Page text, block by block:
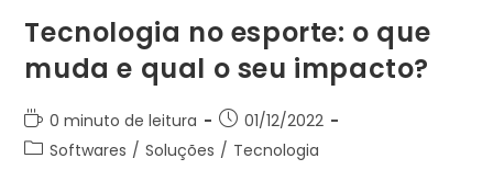
Tecnologia no esporte: o que
muda e qual o seu impacto?
Tempo
de
0 minuto de leitura
Post
publicado:
01/12/2022
Categoria
Softwares / Soluções / Tecnologia